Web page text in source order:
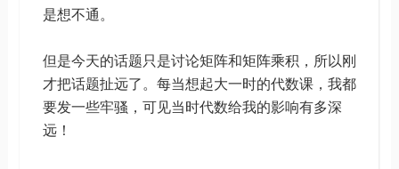
是想不通。
但是今天的话题只是讨论矩阵和矩阵乘积，所以刚
才把话题扯远了。每当想起大一时的代数课，我都
要发一些牢骚，可见当时代数给我的影响有多深
远！